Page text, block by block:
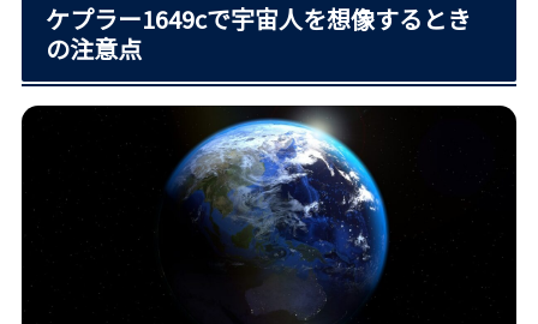
ケプラー1649cで宇宙人を想像するとき
の注意点